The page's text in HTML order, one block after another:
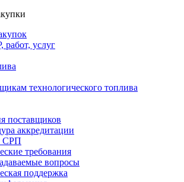
услуг
технологического топлива
поставщиков
аккредитации
СРП
требования
вопросы
поддержка